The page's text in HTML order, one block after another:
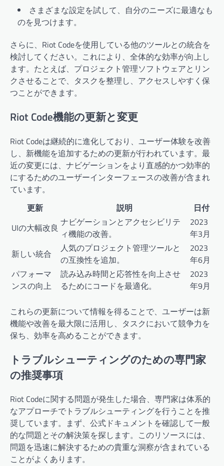
さまざまな設定を試して、自分のニーズに最適なも
のを見つけます。
さらに、Riot Codeを使用している他のツールとの統合を
検討してください。これにより、全体的な効率が向上し
ます。たとえば、プロジェクト管理ソフトウェアとリン
クさせることで、タスクを整理し、アクセスしやすく保
つことができます。
Riot Code機能の更新と変更
Riot Codeは継続的に進化しており、ユーザー体験を改善
し、新機能を追加するための更新が行われています。最
近の変更には、ナビゲーションをより直感的かつ効率的
にするためのユーザーインターフェースの改善が含まれ
ています。
更新
説明
日付
UIの大幅改良 ナビゲーションとアクセシビリテ
ィ機能の改善。
2023
年3月
新しい統合
人気のプロジェクト管理ツールと
の互換性を追加。
2023
年6月
パフォーマ
ンスの向上
読み込み時間と応答性を向上させ
るためにコードを最適化。
2023
年9月
これらの更新について情報を得ることで、ユーザーは新
機能や改善を最大限に活用し、タスクにおいて競争力を
保ち、効率を高めることができます。
トラブルシューティングのための専門家
の推奨事項
Riot Codeに関する問題が発生した場合、専門家は体系的
なアプローチでトラブルシューティングを行うことを推
奨しています。まず、公式ドキュメントを確認して一般
的な問題とその解決策を探します。このリソースには、
問題を迅速に解決するための貴重な洞察が含まれている
ことがよくあります。